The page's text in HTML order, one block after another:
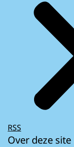
RSS
Over deze site